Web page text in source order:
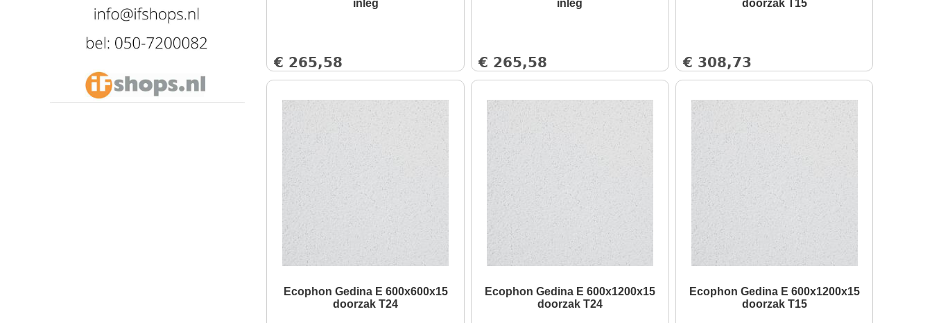
inleg
€ 265,58
inleg
€ 265,58
doorzak T15
€ 308,73
Ecophon Gedina E 600x600x15
doorzak T24
Ecophon Gedina E 600x1200x15
doorzak T24
Ecophon Gedina E 600x1200x15
doorzak T15